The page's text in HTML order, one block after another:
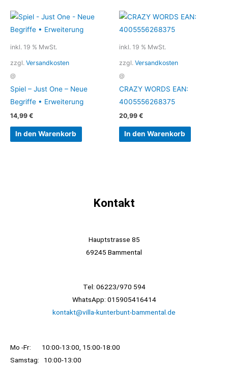
inkl. 19 % MwSt.
zzgl. Versandkosten
@
Spiel – Just One – Neue
Begriffe • Erweiterung
14,99 €
In den Warenkorb
inkl. 19 % MwSt.
zzgl. Versandkosten
@
CRAZY WORDS EAN:
4005556268375
20,99 €
In den Warenkorb
Kontakt
Hauptstrasse 85
69245 Bammental
Tel: 06223/970 594
WhatsApp: 015905416414
kontakt@villa-kunterbunt-bammental.de
Mo -Fr: 10:00-13:00, 15:00-18:00
Samstag: 10:00-13:00